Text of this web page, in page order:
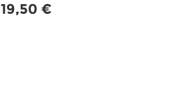
19,50 €